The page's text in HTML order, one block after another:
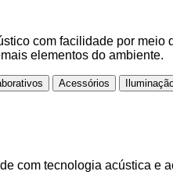
com facilidade por
elementos do ambiente.
Acessórios
com tecnologia acústica e